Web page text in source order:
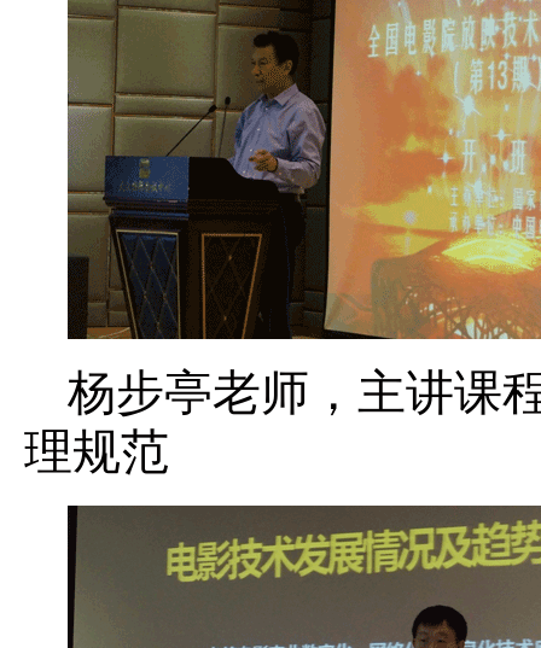
杨步亭老师，主讲课
理规范